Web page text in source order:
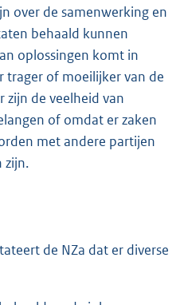
over de samenwerking en
behaald kunnen
oplossingen komt in
trager of moeilijker van de
zijn de veelheid van
of omdat er zaken
met andere partijen
zijn.
de NZa dat er diverse